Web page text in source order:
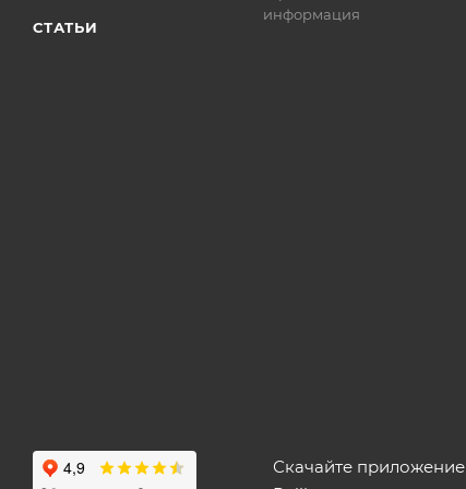
СТАТЬИ
информация
Скачайте приложение